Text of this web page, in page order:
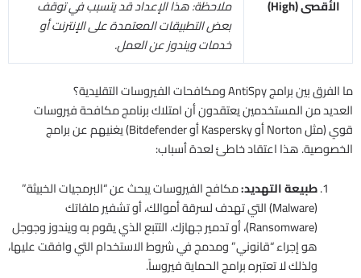
الأقصى (High)
ملاحظة: هذا الإعداد قد يتسبب في توقف
بعض التطبيقات المعتمدة على الإنترنت أو
خدمات ويندوز عن العمل.
ما الفرق بين برامج AntiSpy ومكافحات الفيروسات التقليدية؟
العديد من المستخدمين يعتقدون أن امتلاك برنامج مكافحة فيروسات
قوي (مثل Norton أو Kaspersky أو Bitdefender) يغنيهم عن برامج
الخصوصية. هذا اعتقاد خاطئ لعدة أسباب:
طبيعة التهديد:مكافح الفيروسات يبحث عن “البرمجيات الخبيثة”
(Malware) التي تهدف لسرقة أموالك، أو تشفير ملفاتك
(Ransomware)، أو تدمير جهازك. التتبع الذي يقوم به ويندوز وجوجل
هو إجراء “قانوني” ومدمج في شروط الاستخدام التي وافقت عليها،
ولذلك لا تعتبره برامج الحماية فيروساً.